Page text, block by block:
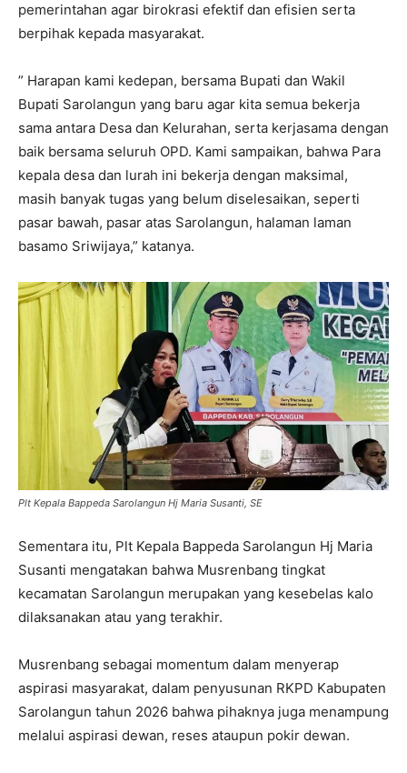
pemerintahan agar birokrasi efektif dan efisien serta
berpihak kepada masyarakat.
” Harapan kami kedepan, bersama Bupati dan Wakil
Bupati Sarolangun yang baru agar kita semua bekerja
sama antara Desa dan Kelurahan, serta kerjasama dengan
baik bersama seluruh OPD. Kami sampaikan, bahwa Para
kepala desa dan lurah ini bekerja dengan maksimal,
masih banyak tugas yang belum diselesaikan, seperti
pasar bawah, pasar atas Sarolangun, halaman laman
basamo Sriwijaya,” katanya.
Plt Kepala Bappeda Sarolangun Hj Maria Susanti, SE
Sementara itu, Plt Kepala Bappeda Sarolangun Hj Maria
Susanti mengatakan bahwa Musrenbang tingkat
kecamatan Sarolangun merupakan yang kesebelas kalo
dilaksanakan atau yang terakhir.
Musrenbang sebagai momentum dalam menyerap
aspirasi masyarakat, dalam penyusunan RKPD Kabupaten
Sarolangun tahun 2026 bahwa pihaknya juga menampung
melalui aspirasi dewan, reses ataupun pokir dewan.